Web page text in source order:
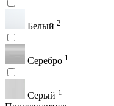
Белый 2
Серебро 1
Серый 1